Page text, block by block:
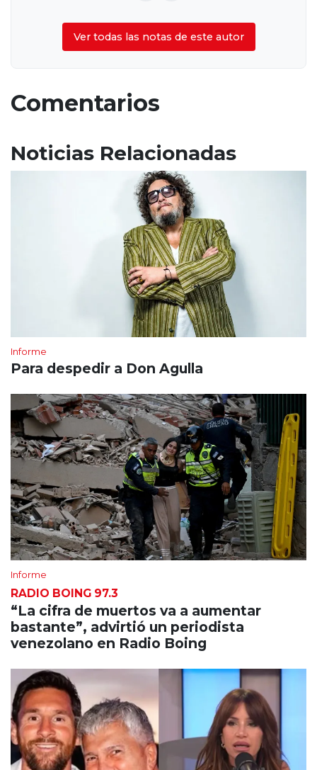
Ver todas las notas de este autor
Comentarios
Noticias Relacionadas
Informe
Para despedir a Don Agulla
Informe
RADIO BOING 97.3
“La cifra de muertos va a aumentar
bastante”, advirtió un periodista
venezolano en Radio Boing